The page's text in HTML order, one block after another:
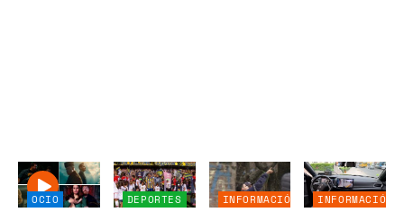
OCIO DEPORTES
INFORMACIÓN
INFORMACIÓN